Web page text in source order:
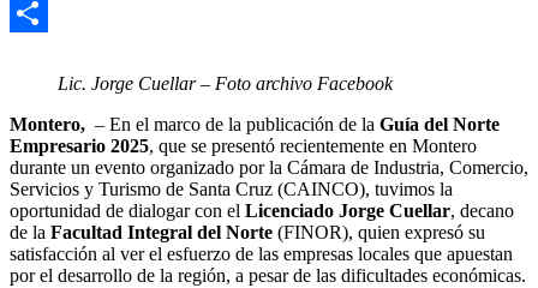
Email
Lic. Jorge Cuellar – Foto archivo Facebook
Montero, – En el marco de la publicación de la Guía del Norte
Empresario 2025, que se presentó recientemente en Montero
durante un evento organizado por la Cámara de Industria, Comercio,
Servicios y Turismo de Santa Cruz (CAINCO), tuvimos la
oportunidad de dialogar con el Licenciado Jorge Cuellar, decano
de la Facultad Integral del Norte (FINOR), quien expresó su
satisfacción al ver el esfuerzo de las empresas locales que apuestan
por el desarrollo de la región, a pesar de las dificultades económicas.